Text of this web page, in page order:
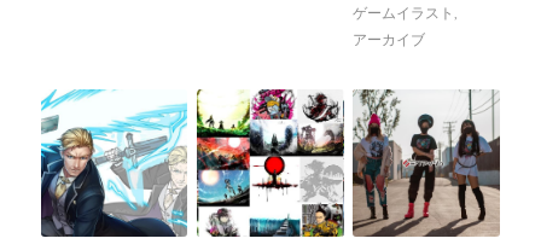
ゲームイラスト,
アーカイブ